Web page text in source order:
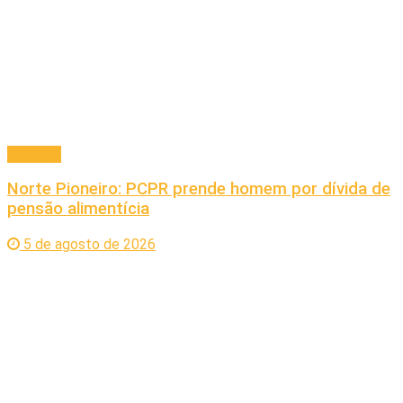
Norte Pioneiro: PCPR prende homem por dívida de
pensão alimentícia
5 de agosto de 2026